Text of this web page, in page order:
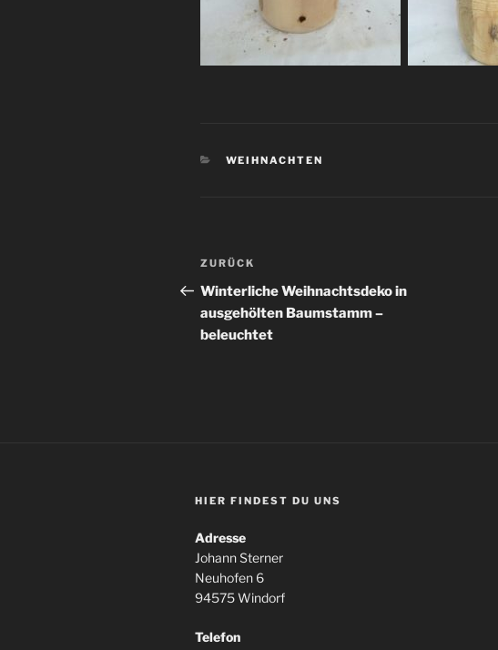
KATEGORIEN
WEIHNACHTEN
Beitragsnavigation
Vorheriger
Beitrag
ZURÜCK
Winterliche Weihnachtsdeko in
ausgehölten Baumstamm –
beleuchtet
HIER FINDEST DU UNS
Adresse
Johann Sterner
Neuhofen 6
94575 Windorf
Telefon